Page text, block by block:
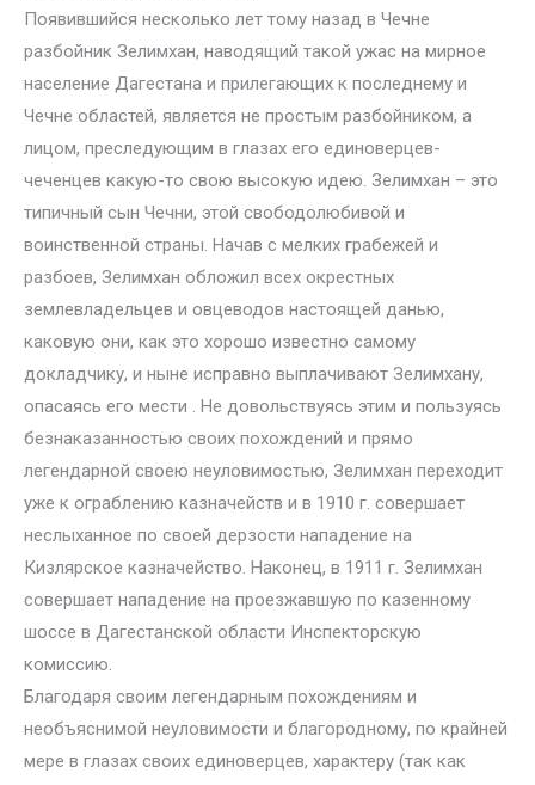
Появившийся несколько лет тому назад в Чечне
разбойник Зелимхан, наводящий такой ужас на мирное
население Дагестана и прилегающих к последнему и
Чечне областей, является не простым разбойником, а
лицом, преследующим в глазах его единоверцев-
чеченцев какую-то свою высокую идею. Зелимхан – это
типичный сын Чечни, этой свободолюбивой и
воинственной страны. Начав с мелких грабежей и
разбоев, Зелимхан обложил всех окрестных
землевладельцев и овцеводов настоящей данью,
каковую они, как это хорошо известно самому
докладчику, и ныне исправно выплачивают Зелимхану,
опасаясь его мести . Не довольствуясь этим и пользуясь
безнаказанностью своих похождений и прямо
легендарной своею неуловимостью, Зелимхан переходит
уже к ограблению казначейств и в 1910 г. совершает
неслыханное по своей дерзости нападение на
Кизлярское казначейство. Наконец, в 1911 г. Зелимхан
совершает нападение на проезжавшую по казенному
шоссе в Дагестанской области Инспекторскую
комиссию.
Благодаря своим легендарным похождениям и
необъяснимой неуловимости и благородному, по крайней
мере в глазах своих единоверцев, характеру (так как